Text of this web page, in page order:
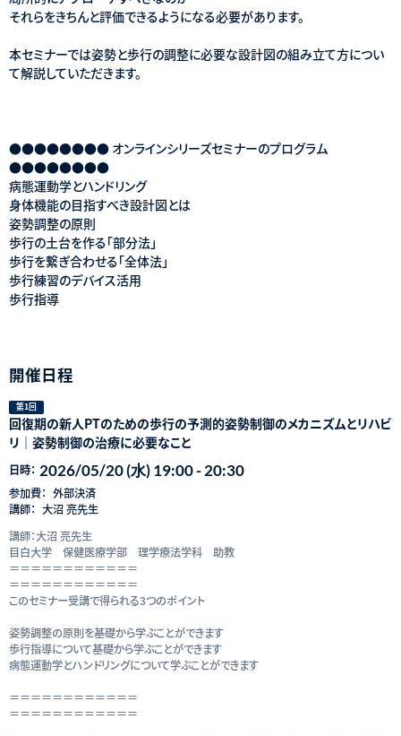
それらをきちんと評価できるようになる必要があります。
本セミナーでは姿勢と歩行の調整に必要な設計図の組み立て方につい
て解説していただきます。
●●●●●●●● オンラインシリーズセミナーのプログラム
●●●●●●●●
病態運動学とハンドリング
身体機能の目指すべき設計図とは
姿勢調整の原則
歩行の土台を作る「部分法」
歩行を繋ぎ合わせる「全体法」
歩行練習のデバイス活用
歩行指導
開催日程
第1回
回復期の新人PTのための歩行の予測的姿勢制御のメカニズムとリハビ
リ｜姿勢制御の治療に必要なこと
日時： 2026/05/20 (水) 19:00 - 20:30
参加費： 外部決済
講師： 大沼 亮先生
講師：大沼 亮先生
目白大学 保健医療学部 理学療法学科 助教
＝＝＝＝＝＝＝＝＝＝＝＝
＝＝＝＝＝＝＝＝＝＝＝＝
このセミナー受講で得られる3つのポイント
姿勢調整の原則を基礎から学ぶことができます
歩行指導について基礎から学ぶことができます
病態運動学とハンドリングについて学ぶことができます
＝＝＝＝＝＝＝＝＝＝＝＝
＝＝＝＝＝＝＝＝＝＝＝＝